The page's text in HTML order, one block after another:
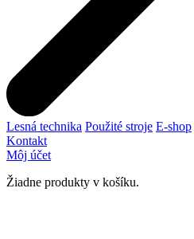
Lesná technika Použité stroje E-shop
Kontakt
Môj účet
Žiadne produkty v košíku.